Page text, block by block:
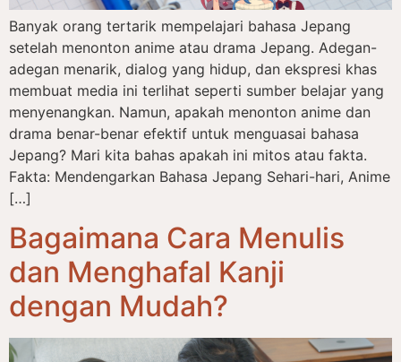
Banyak orang tertarik mempelajari bahasa Jepang
setelah menonton anime atau drama Jepang. Adegan-
adegan menarik, dialog yang hidup, dan ekspresi khas
membuat media ini terlihat seperti sumber belajar yang
menyenangkan. Namun, apakah menonton anime dan
drama benar-benar efektif untuk menguasai bahasa
Jepang? Mari kita bahas apakah ini mitos atau fakta.
Fakta: Mendengarkan Bahasa Jepang Sehari-hari, Anime
[…]
Bagaimana Cara Menulis
dan Menghafal Kanji
dengan Mudah?